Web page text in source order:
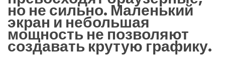
но не сильно. Маленький
экран и небольшая
мощность не позволяют
создавать крутую графику.